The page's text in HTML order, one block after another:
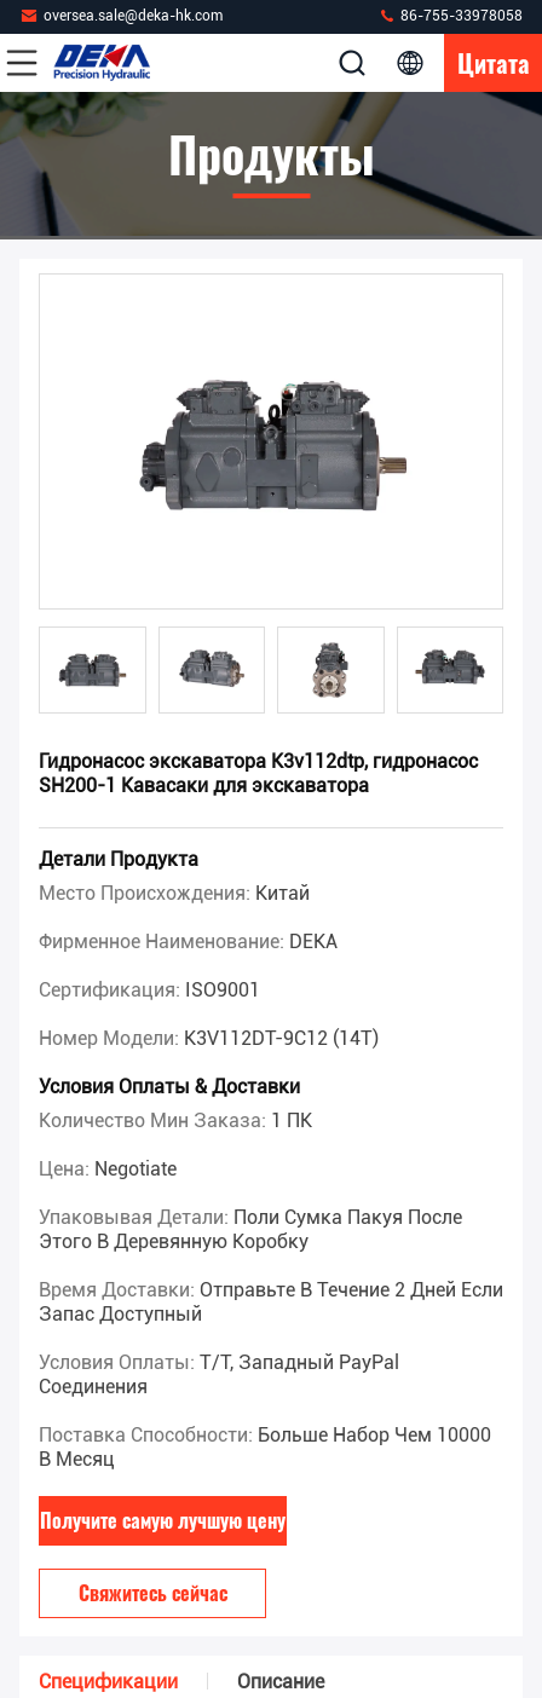
oversea.sale@deka-hk.com 86-755-33978058
Цитата
Продукты
Гидронасос экскаватора K3v112dtp, гидронасос
SH200-1 Кавасаки для экскаватора
Детали Продукта
Место Происхождения: Китай
Фирменное Наименование: DEKA
Сертификация: ISO9001
Номер Модели: K3V112DT-9C12 (14T)
Условия Оплаты & Доставки
Количество Мин Заказа: 1 ПК
Цена: Negotiate
Упаковывая Детали: Поли Сумка Пакуя После
Этого В Деревянную Коробку
Время Доставки: Отправьте В Течение 2 Дней Если
Запас Доступный
Условия Оплаты: T/T, Западный PayPal
Соединения
Поставка Способности: Больше Набор Чем 10000
В Месяц
Получите самую лучшую цену
Свяжитесь сейчас
Спецификации Описание